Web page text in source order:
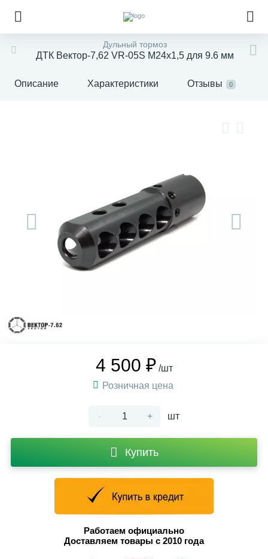
Дульный тормоз
ДТК Вектор-7,62 VR-05S М24x1,5 для 9.6 мм
Описание Характеристики Отзывы 0
4 500 ₽ /шт
Розничная цена
- + шт
Купить
Работаем официально
Доставляем товары с 2010 года